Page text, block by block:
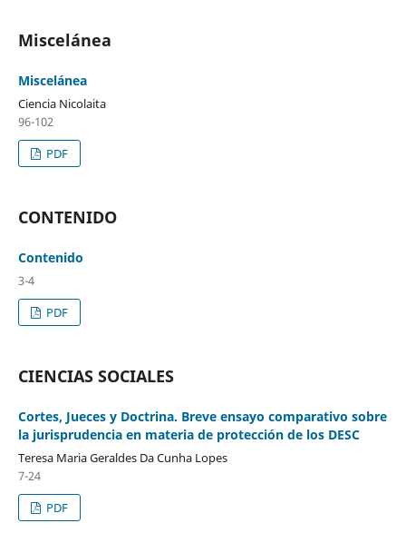
Miscelánea
Miscelánea
Ciencia Nicolaita
96-102
PDF
CONTENIDO
Contenido
3-4
PDF
CIENCIAS SOCIALES
Cortes, Jueces y Doctrina. Breve ensayo comparativo sobre
la jurisprudencia en materia de protección de los DESC
Teresa Maria Geraldes Da Cunha Lopes
7-24
PDF